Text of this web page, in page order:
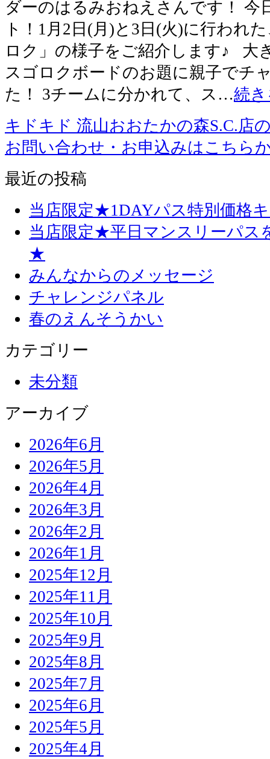
ダーのはるみおねえさんです！ 今
ト！1月2日(月)と3日(火)に行われ
ロク」の様子をご紹介します♪ 大
スゴロクボードのお題に親子でチ
た！ 3チームに分かれて、ス…続
キドキド 流山おおたかの森S.C.店
お問い合わせ・お申込みはこちら
最近の投稿
当店限定★1DAYパス特別価格
当店限定★平日マンスリーパス
★
みんなからのメッセージ
チャレンジパネル
春のえんそうかい
カテゴリー
未分類
アーカイブ
2026年6月
2026年5月
2026年4月
2026年3月
2026年2月
2026年1月
2025年12月
2025年11月
2025年10月
2025年9月
2025年8月
2025年7月
2025年6月
2025年5月
2025年4月